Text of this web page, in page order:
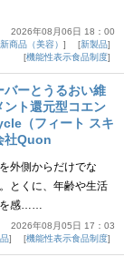
2026年08月06日 18：00
新商品（美容）
新製品
機能性表示食品制度
バーとうるおい維
ント還元型コエン
（フィート スキ
社Quon
外側からだけでな
とくに、年齢や生活
を感……
2026年08月05日 17：03
機能性表示食品制度